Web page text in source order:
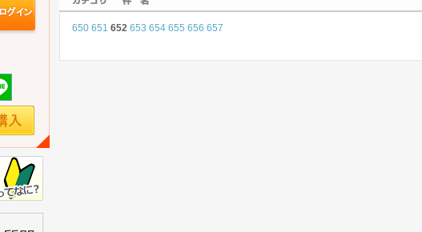
650 651 652 653 654 655 656 657